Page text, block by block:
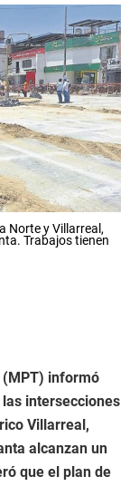
Norte y Villarreal,
Trabajos tienen
(MPT) informó
intersecciones
Villarreal,
alcanzan un
que el plan de